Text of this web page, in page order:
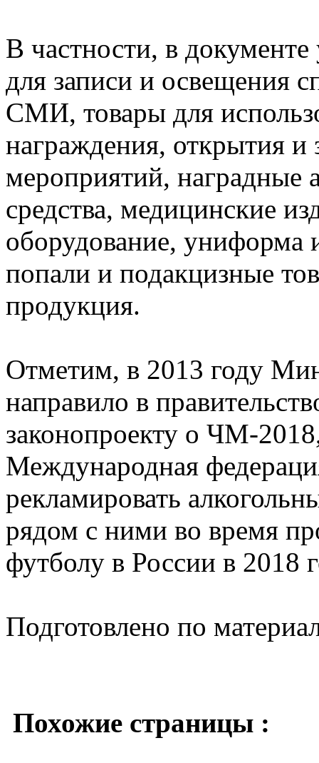
В частности, в
для записи и освещения
СМИ, товары для
награждения, открытия и
мероприятий, наградные
средства, медицинские
оборудование, униформа
попали и подакцизные
продукция.
Отметим, в 2013 году
направило в
законопроекту о ЧМ-
Международная
рекламировать
рядом с ними во время
футболу в России в 2018
Подготовлено по
Похожие страницы :